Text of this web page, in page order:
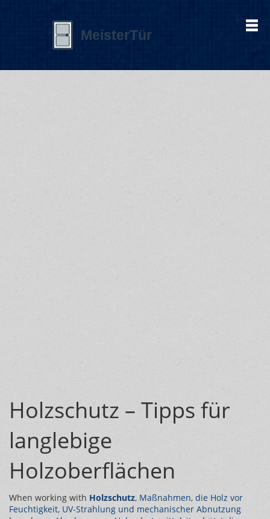
Holzschutz – Tipps für
langlebige
Holzoberflächen
When working with Holzschutz, Maßnahmen, die Holz vor
Feuchtigkeit, UV-Strahlung und mechanischer Abnutzung